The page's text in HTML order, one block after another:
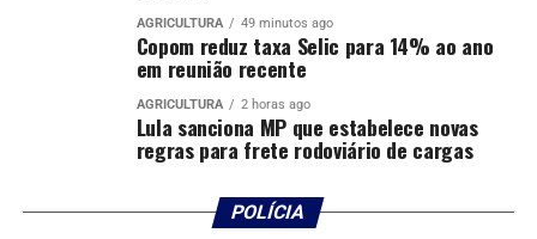
AGRICULTURA 49 minutos ago
Copom reduz taxa Selic para 14% ao ano
em reunião recente
AGRICULTURA 2 horas ago
Lula sanciona MP que estabelece novas
regras para frete rodoviário de cargas
POLÍCIA